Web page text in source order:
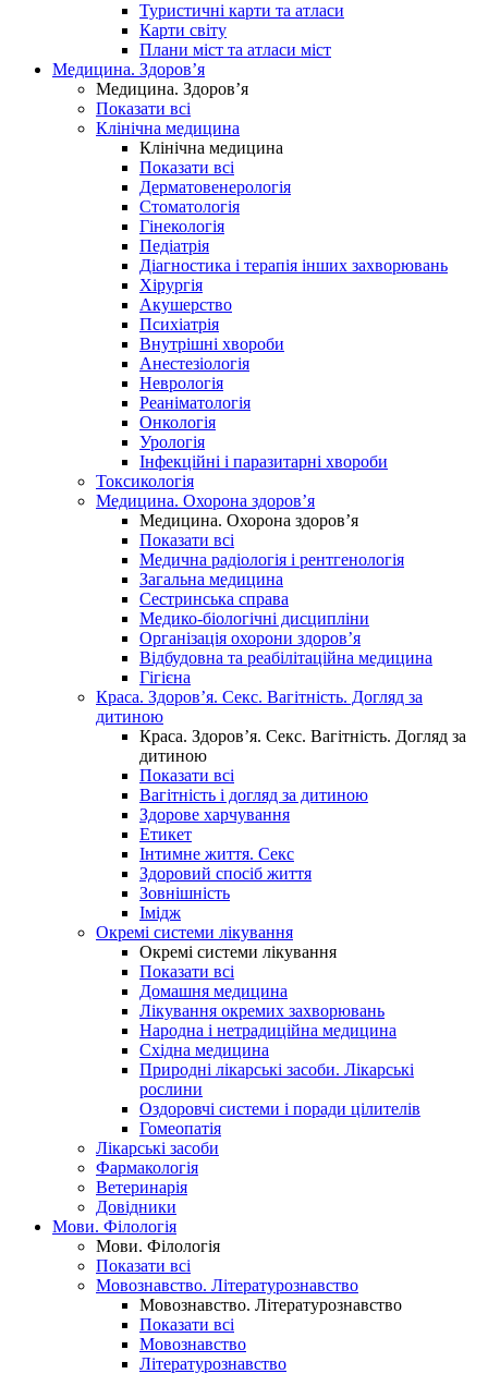
Туристичні карти та атласи
Карти світу
Плани міст та атласи міст
Медицина. Здоров’я
Медицина. Здоров’я
Показати всі
Клінічна медицина
Клінічна медицина
Показати всі
Дерматовенерологія
Стоматологія
Гінекологія
Педіатрія
Діагностика і терапія інших захворювань
Хірургія
Акушерство
Психіатрія
Внутрішні хвороби
Анестезіологія
Неврологія
Реаніматологія
Онкологія
Урологія
Інфекційні і паразитарні хвороби
Токсикологія
Медицина. Охорона здоров’я
Медицина. Охорона здоров’я
Показати всі
Медична радіологія і рентгенологія
Загальна медицина
Сестринська справа
Медико-біологічні дисципліни
Організація охорони здоров’я
Відбудовна та реабілітаційна медицина
Гігієна
Краса. Здоров’я. Секс. Вагітність. Догляд за
дитиною
Краса. Здоров’я. Секс. Вагітність. Догляд за
дитиною
Показати всі
Вагітність і догляд за дитиною
Здорове харчування
Етикет
Інтимне життя. Секс
Здоровий спосіб життя
Зовнішність
Імідж
Окремі системи лікування
Окремі системи лікування
Показати всі
Домашня медицина
Лікування окремих захворювань
Народна і нетрадиційна медицина
Східна медицина
Природні лікарські засоби. Лікарські
рослини
Оздоровчі системи і поради цілителів
Гомеопатія
Лікарські засоби
Фармакологія
Ветеринарія
Довідники
Мови. Філологія
Мови. Філологія
Показати всі
Мовознавство. Літературознавство
Мовознавство. Літературознавство
Показати всі
Мовознавство
Літературознавство